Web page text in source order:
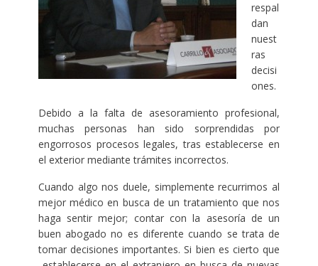
respal
dan
nuest
ras
decisi
ones.
Debido a la falta de asesoramiento profesional,
muchas personas han sido sorprendidas por
engorrosos procesos legales, tras establecerse en
el exterior mediante trámites incorrectos.
Cuando algo nos duele, simplemente recurrimos al
mejor médico en busca de un tratamiento que nos
haga sentir mejor; contar con la asesoría de un
buen abogado no es diferente cuando se trata de
tomar decisiones importantes. Si bien es cierto que